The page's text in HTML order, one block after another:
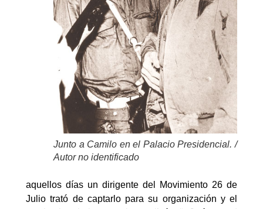
Junto a Camilo en el Palacio Presidencial. /
Autor no identificado
aquellos días un dirigente del Movimiento 26 de
Julio trató de captarlo para su organización y el